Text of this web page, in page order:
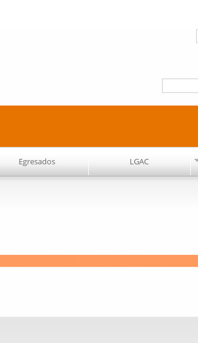
Egresados LGAC